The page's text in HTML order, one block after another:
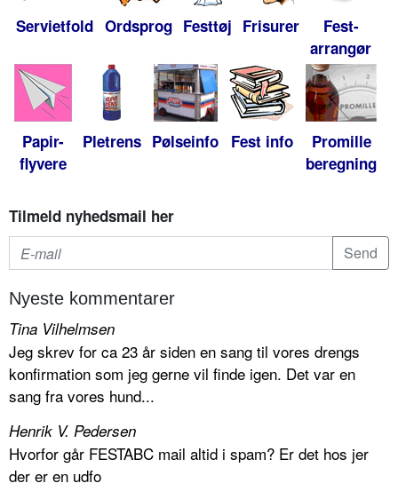
Servietfold Ordsprog Festtøj Frisurer
Fest-
arrangør
Papir-
flyvere
Pletrens Pølseinfo Fest info
Promille
beregning
Tilmeld nyhedsmail her
Nyeste kommentarer
Tina Vilhelmsen
Jeg skrev for ca 23 år siden en sang til vores drengs
konfirmation som jeg gerne vil finde igen. Det var en
sang fra vores hund...
Henrik V. Pedersen
Hvorfor går FESTABC mail altid i spam? Er det hos jer
der er en udfo